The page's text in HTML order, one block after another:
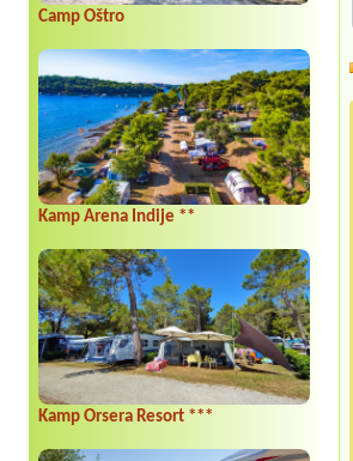
Camp Oštro
Kamp Arena Indije **
Kamp Orsera Resort ***